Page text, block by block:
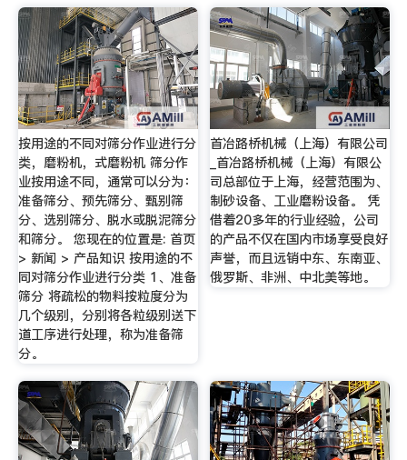
按用途的不同对筛分作业进行分
类，磨粉机，式磨粉机 筛分作
业按用途不同，通常可以分为：
准备筛分、预先筛分、甄别筛
分、选别筛分、脱水或脱泥筛分
和筛分。 您现在的位置是: 首页
> 新闻 > 产品知识 按用途的不
同对筛分作业进行分类 1、准备
筛分 将疏松的物料按粒度分为
几个级别，分别将各粒级别送下
道工序进行处理，称为准备筛
分。
首冶路桥机械（上海）有限公司
_首冶路桥机械（上海）有限公
司总部位于上海，经营范围为、
制砂设备、工业磨粉设备。 凭
借着20多年的行业经验，公司
的产品不仅在国内市场享受良好
声誉，而且远销中东、东南亚、
俄罗斯、非洲、中北美等地。